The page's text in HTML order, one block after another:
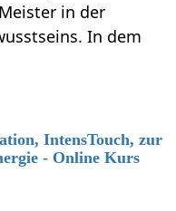
in der
In dem
IntensTouch, zur
- Online Kurs